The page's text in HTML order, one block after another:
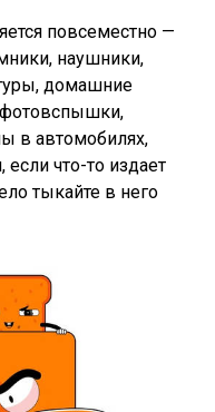
повсеместно —
наушники,
домашние
фотовспышки,
в автомобилях,
что-то издает
тыкайте в него